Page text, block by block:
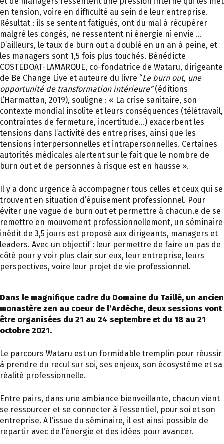
en tension, voire en difficulté au sein de leur entreprise.
Résultat : ils se sentent fatigués, ont du mal à récupérer
malgré les congés, ne ressentent ni énergie ni envie …
D’ailleurs, le taux de burn out a doublé en un an à peine, et
les managers sont 1,5 fois plus touchés. Bénédicte
COSTEDOAT-LAMARQUE, co-fondatrice de Wataru, dirigeante
de Be Change Live et auteure du livre “Le burn out, une
opportunité de transformation intérieure”(éditions
L’Harmattan, 2019), souligne : « La crise sanitaire, son
contexte mondial insolite et leurs conséquences (télétravail,
contraintes de fermeture, incertitude…) exacerbent les
tensions dans l’activité des entreprises, ainsi que les
tensions interpersonnelles et intrapersonnelles. Certaines
autorités médicales alertent sur le fait que le nombre de
burn out et de personnes à risque est en hausse ».
Il y a donc urgence à accompagner tous celles et ceux qui se
trouvent en situation d’épuisement professionnel. Pour
éviter une vague de burn out et permettre à chacun.e de se
remettre en mouvement professionnellement, un séminaire
inédit de 3,5 jours est proposé aux dirigeants, managers et
leaders. Avec un objectif : leur permettre de faire un pas de
côté pour y voir plus clair sur eux, leur entreprise, leurs
perspectives, voire leur projet de vie professionnel.
Dans le magnifique cadre du Domaine du Taillé, un ancien
monastère zen au coeur de l’Ardèche, deux sessions vont
être organisées du 21 au 24 septembre et du 18 au 21
octobre 2021.
Le parcours Wataru est un formidable tremplin pour réussir
à prendre du recul sur soi, ses enjeux, son écosystème et sa
réalité professionnelle.
Entre pairs, dans une ambiance bienveillante, chacun vient
se ressourcer et se connecter à l’essentiel, pour soi et son
entreprise. A l’issue du séminaire, il est ainsi possible de
repartir avec de l’énergie et des idées pour avancer.